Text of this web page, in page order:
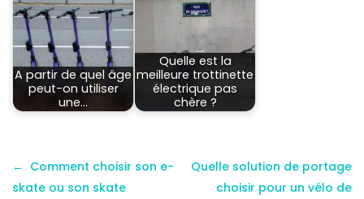
A partir de quel âge
peut-on utiliser
une…
Quelle est la
meilleure trottinette
électrique pas
chère ?
Comment choisir son e-
skate ou son skate
Quelle solution de portage
choisir pour un vélo de